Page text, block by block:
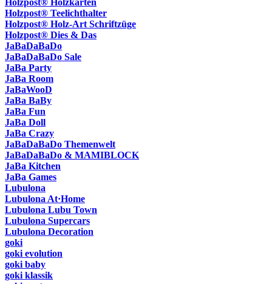
Holzpost® Holzkarten
Holzpost® Teelichthalter
Holzpost® Holz-Art Schriftzüge
Holzpost® Dies & Das
JaBaDaBaDo
JaBaDaBaDo Sale
JaBa Party
JaBa Room
JaBaWooD
JaBa BaBy
JaBa Fun
JaBa Doll
JaBa Crazy
JaBaDaBaDo Themenwelt
JaBaDaBaDo & MAMIBLOCK
JaBa Kitchen
JaBa Games
Lubulona
Lubulona At·Home
Lubulona Lubu Town
Lubulona Supercars
Lubulona Decoration
goki
goki evolution
goki baby
goki klassik